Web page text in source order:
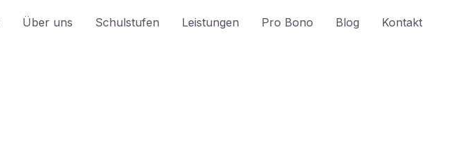
Über uns Schulstufen Leistungen Pro Bono Blog Kontakt